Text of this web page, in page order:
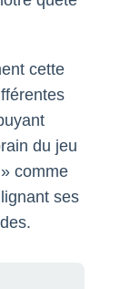
cette
du jeu
» comme
ses